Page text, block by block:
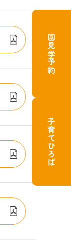
園見学予約
子育てひろば